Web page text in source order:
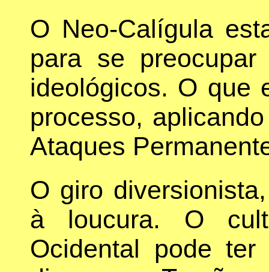
O Neo-Calígula
para se
ideológicos. O que
processo,
Ataques
O giro
à loucura. O
Ocidental pode